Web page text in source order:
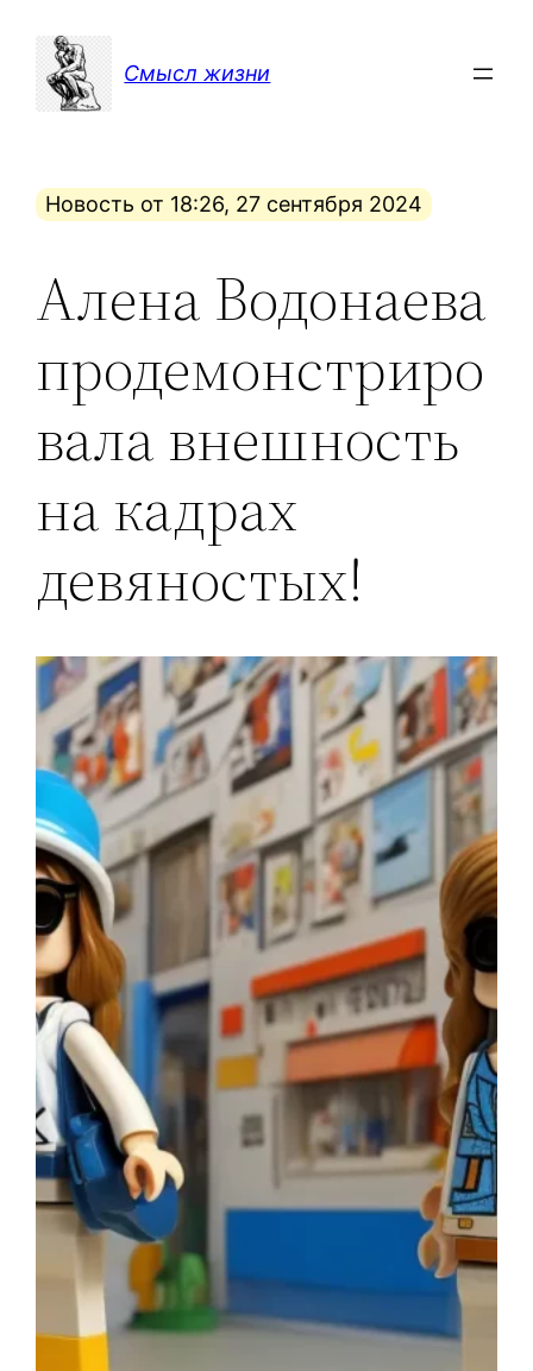
содержимому
Смысл жизни
Новость от 18:26, 27 сентября 2024
Алена Водонаева
продемонстриро
вала внешность
на кадрах
девяностых!